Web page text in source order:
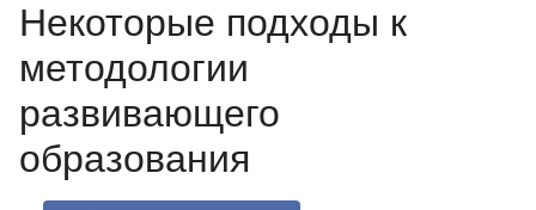
Некоторые подходы к
методологии
развивающего
образования